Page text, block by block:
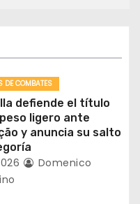
DE COMBATES
defiende el título
ligero ante
y anuncia su salto
Domenico